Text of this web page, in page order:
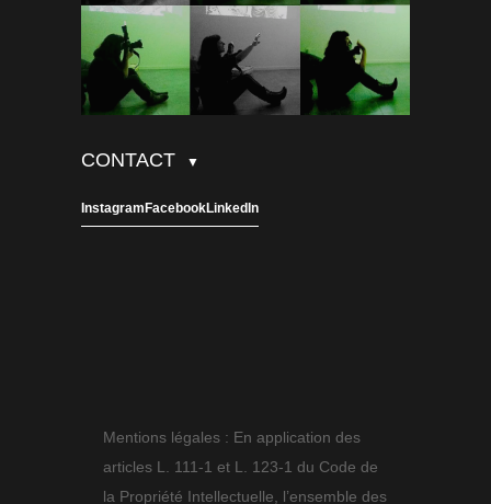
CONTACT ▼
Instagram FacebookLinkedIn
Mentions légales : En application des
articles L. 111-1 et L. 123-1 du Code de
la Propriété Intellectuelle, l’ensemble des